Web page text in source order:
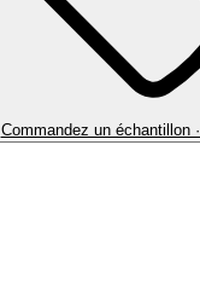
Commandez un échantillon ·